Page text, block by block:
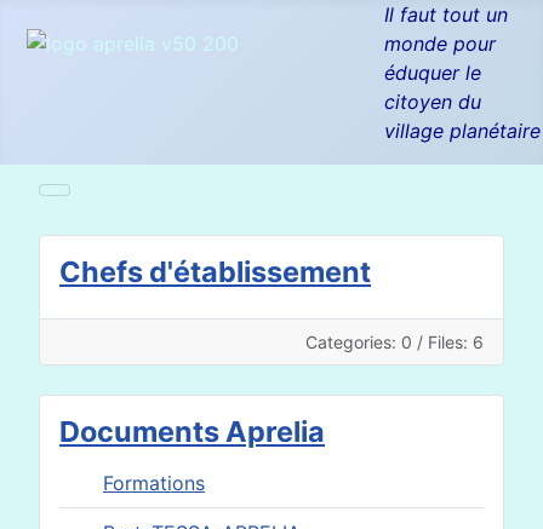
Il faut tout un
monde pour
éduquer le
citoyen du
village planétaire
Chefs d'établissement
Categories: 0 / Files: 6
Documents Aprelia
Formations